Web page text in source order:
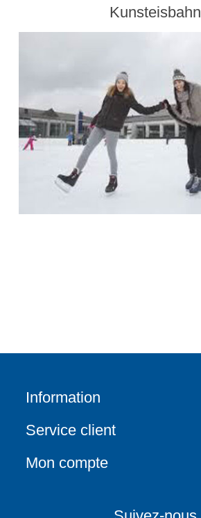
Kunsteisbahn
Information
Service client
Mon compte